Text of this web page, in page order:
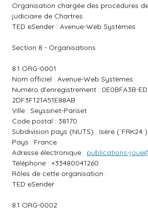
Organisation chargée des procédures
judiciaire de Chartres
TED eSender : Avenue-Web Systèmes
Section 8 - Organisations
8.1 ORG-0001
Nom officiel : Avenue-Web Systèmes
Numéro d'enregistrement : 0E0BFA3B-
2DF3F121A51E88AB
Ville : Seyssinet-Pariset
Code postal : 38170
Subdivision pays (NUTS) : Isère ( FRK24 )
Pays : France
Adresse électronique : publications-
Téléphone : +33480041260
Rôles de cette organisation :
TED eSender
8.1 ORG-0002